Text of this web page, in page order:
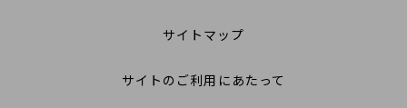
サイトマップ
サイトのご利用にあたって